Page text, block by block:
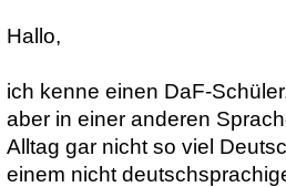
Hallo,
ich kenne einen DaF-
aber in einer anderen
Alltag gar nicht so viel
einem nicht